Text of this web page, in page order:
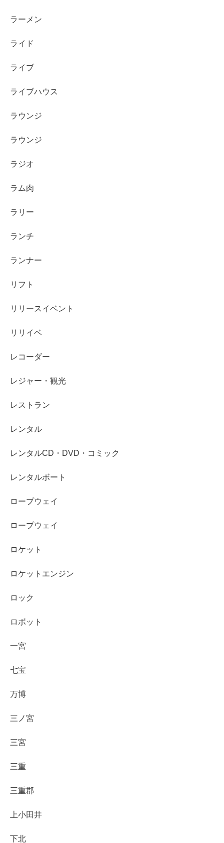
ラーメン
ライド
ライブ
ライブハウス
ラウンジ
ラウンジ
ラジオ
ラム肉
ラリー
ランチ
ランナー
リフト
リリースイベント
リリイベ
レコーダー
レジャー・観光
レストラン
レンタル
レンタルCD・DVD・コミック
レンタルボート
ロープウェイ
ロープウェイ
ロケット
ロケットエンジン
ロック
ロボット
一宮
七宝
万博
三ノ宮
三宮
三重
三重郡
上小田井
下北